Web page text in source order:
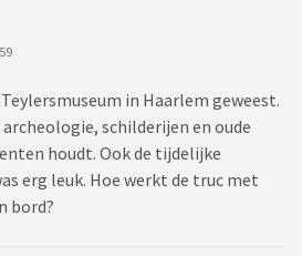
in Haarlem geweest.
archeologie, schilderijen en oude
houdt. Ook de tijdelijke
erg leuk. Hoe werkt de truc met
bord?